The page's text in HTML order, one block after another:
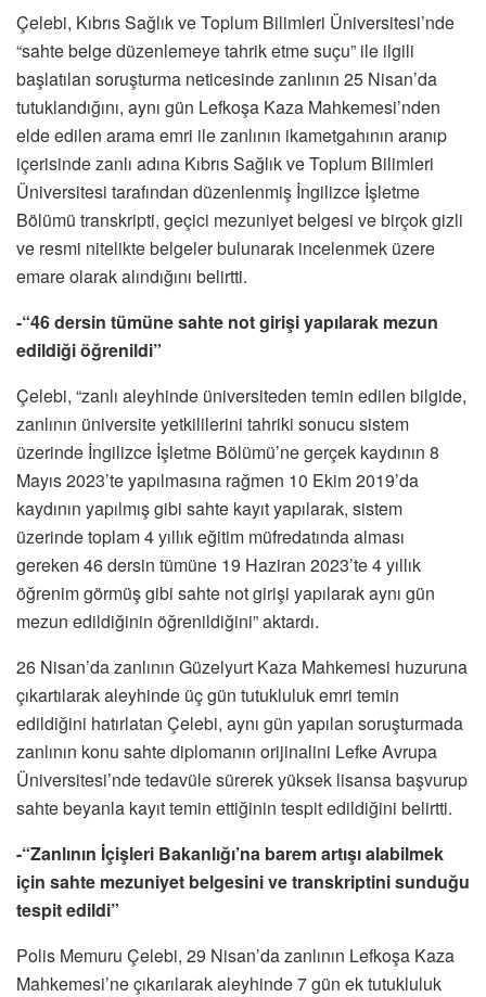
Çelebi, Kıbrıs Sağlık ve Toplum Bilimleri Üniversitesi’nde
“sahte belge düzenlemeye tahrik etme suçu” ile ilgili
başlatılan soruşturma neticesinde zanlının 25 Nisan’da
tutuklandığını, aynı gün Lefkoşa Kaza Mahkemesi’nden
elde edilen arama emri ile zanlının ikametgahının aranıp
içerisinde zanlı adına Kıbrıs Sağlık ve Toplum Bilimleri
Üniversitesi tarafından düzenlenmiş İngilizce İşletme
Bölümü transkripti, geçici mezuniyet belgesi ve birçok gizli
ve resmi nitelikte belgeler bulunarak incelenmek üzere
emare olarak alındığını belirtti.
-“46 dersin tümüne sahte not girişi yapılarak mezun
edildiği öğrenildi”
Çelebi, “zanlı aleyhinde üniversiteden temin edilen bilgide,
zanlının üniversite yetkililerini tahriki sonucu sistem
üzerinde İngilizce İşletme Bölümü’ne gerçek kaydının 8
Mayıs 2023’te yapılmasına rağmen 10 Ekim 2019’da
kaydının yapılmış gibi sahte kayıt yapılarak, sistem
üzerinde toplam 4 yıllık eğitim müfredatında alması
gereken 46 dersin tümüne 19 Haziran 2023’te 4 yıllık
öğrenim görmüş gibi sahte not girişi yapılarak aynı gün
mezun edildiğinin öğrenildiğini” aktardı.
26 Nisan’da zanlının Güzelyurt Kaza Mahkemesi huzuruna
çıkartılarak aleyhinde üç gün tutukluluk emri temin
edildiğini hatırlatan Çelebi, aynı gün yapılan soruşturmada
zanlının konu sahte diplomanın orijinalini Lefke Avrupa
Üniversitesi’nde tedavüle sürerek yüksek lisansa başvurup
sahte beyanla kayıt temin ettiğinin tespit edildiğini belirtti.
-“Zanlının İçişleri Bakanlığı’na barem artışı alabilmek
için sahte mezuniyet belgesini ve transkriptini sunduğu
tespit edildi”
Polis Memuru Çelebi, 29 Nisan’da zanlının Lefkoşa Kaza
Mahkemesi’ne çıkarılarak aleyhinde 7 gün ek tutukluluk